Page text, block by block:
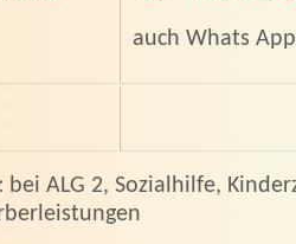
auch Whats App
ALG 2, Sozialhilfe,